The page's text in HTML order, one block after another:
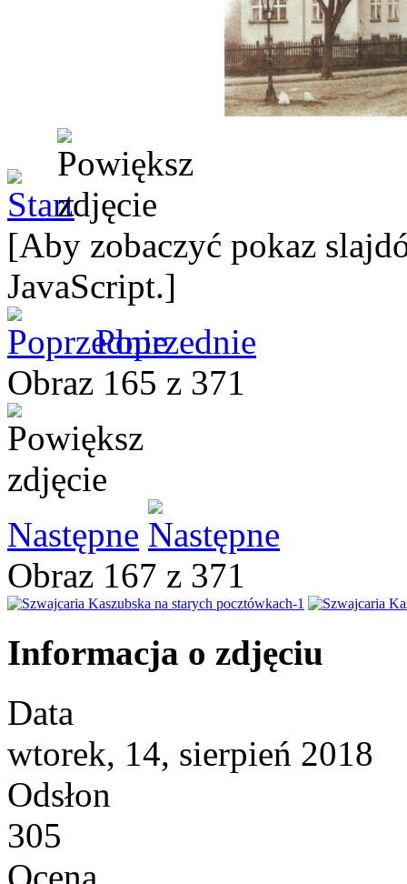
[Aby zobaczyć pokaz
JavaScript.]
Poprzednie
Obraz 165 z 371
Następne
Obraz 167 z 371
Informacja o zdjęciu
Data
wtorek, 14, sierpień 2018
Odsłon
305